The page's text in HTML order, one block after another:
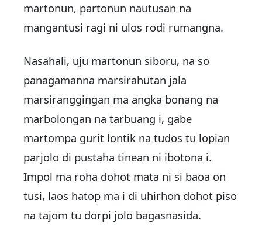
martonun, partonun nautusan na
mangantusi ragi ni ulos rodi rumangna.
Nasahali, uju martonun siboru, na so
panagamanna marsirahutan jala
marsiranggingan ma angka bonang na
marbolongan na tarbuang i, gabe
martompa gurit lontik na tudos tu lopian
parjolo di pustaha tinean ni ibotona i.
Impol ma roha dohot mata ni si baoa on
tusi, laos hatop ma i di uhirhon dohot piso
na tajom tu dorpi jolo bagasnasida.